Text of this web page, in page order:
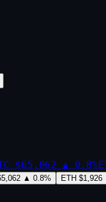
$65,062 ▲ 0.8%
▲ 0.8% ETH $1,926